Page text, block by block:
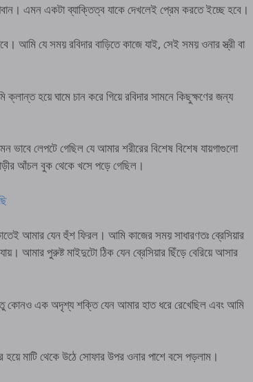
এমন একটা ব্যাক্তিত্ব যাকে দেখলেই প্রেম করতে ইচ্ছে হবে।
আমি যে সময় রবিদার বাড়িতে কাজে যাই, সেই সময় ওনার স্ত্রী বা
হয়ে ঘামে চান করে গিয়ে রবিদার সামনে কিছুক্ষণের জন্য
লেপটে গেছিল যে আমার শরীরের বিশেষ বিশেষ যায়গাগুলো
আঁচল বুক থেকে খসে পড়ে গেছিল।
আমার যেন হুঁশ ফিরল। আমি কাজের সময় সাধারণতঃ ব্রেসিয়ার
আমার পুরুষ্ট মাইদুটো ঠিক যেন ব্রেসিয়ার ছিঁড়ে বেরিয়ে আসার
কোনও এক অদৃশ্য শক্তি যেন আমার হাত ধরে রেখেছিল এবং আমি
মাটি থেকে উঠে সোফার উপর ওনার পাশে বসে পড়লাম।